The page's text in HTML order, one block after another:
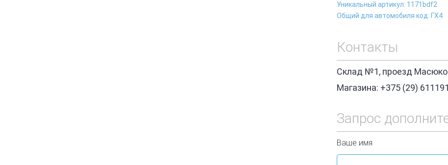
Уникальный артикул: 1171bdf2
Общий для автомобиля код: ГХ4
Контакты
Склад №1, проезд
Магазина: +375 (29)
Запрос
Ваше имя